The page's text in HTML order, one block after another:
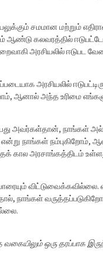
சமமான மற்றும்
ஆண்டு கலவரத்தில்
அரசியலில் ஈடுபட
அரசியலில்
ஆனால் அந்த உரிமை
அவர்கள்தான், நாங்கள்
என்று நாங்கள்
கால அரசாங்கத்திடம்
விட்டுவைக்கவில்லை.
நாங்கள்
ஒரு தரப்பாக